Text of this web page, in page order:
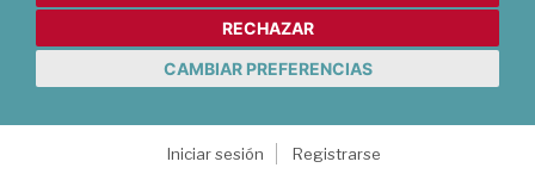
RECHAZAR
CAMBIAR PREFERENCIAS
Iniciar sesión
Registrarse